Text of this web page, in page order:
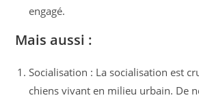
engagé.
Mais aussi :
Socialisation : La socialisation est
chiens vivant en milieu urbain. De